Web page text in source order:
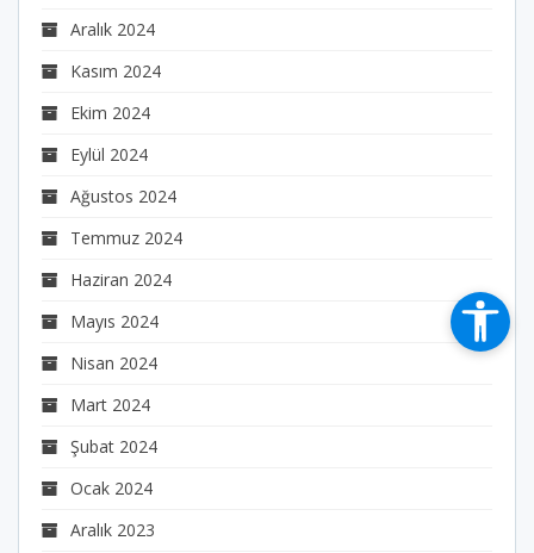
Aralık 2024
Kasım 2024
Ekim 2024
Eylül 2024
Ağustos 2024
Temmuz 2024
Haziran 2024
Mayıs 2024
Nisan 2024
Mart 2024
Şubat 2024
Ocak 2024
Aralık 2023